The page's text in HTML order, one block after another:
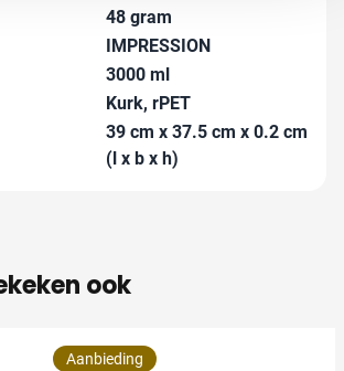
48 gram
IMPRESSION
3000 ml
Kurk, rPET
39 cm x 37.5 cm x 0.2 cm
(l x b x h)
ook
Aanbieding